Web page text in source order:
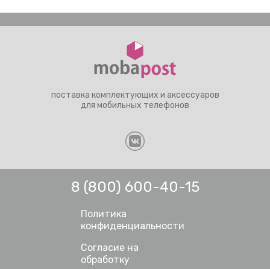
поставка комплектующих и аксессуаров
для мобильных телефонов
8 (800) 600-40-15
Политика
конфиденциальности
Согласие на
обработку